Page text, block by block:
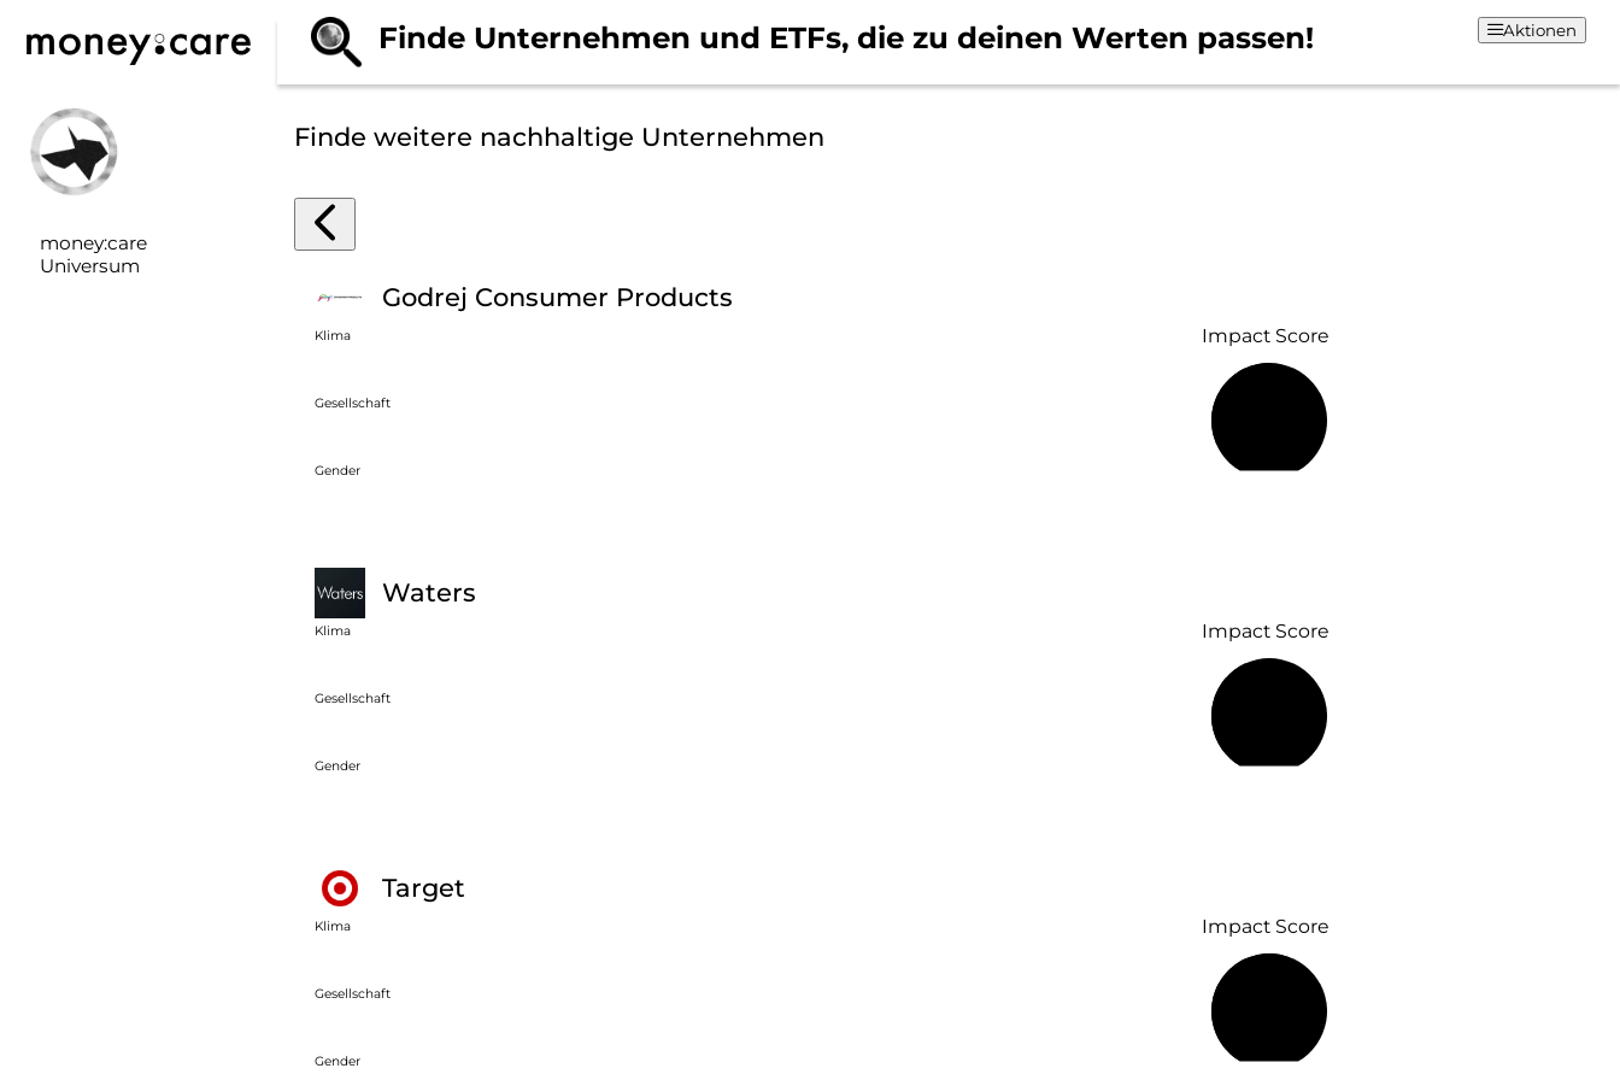
money:care
Universum
Finde Unternehmen und ETFs, die zu deinen Werten passen! Aktionen
Finde weitere nachhaltige Unternehmen
Godrej Consumer Products
Klima
Gesellschaft
Gender
Impact Score
Waters
Klima
Gesellschaft
Gender
Impact Score
Target
Klima
Gesellschaft
Gender
Impact Score